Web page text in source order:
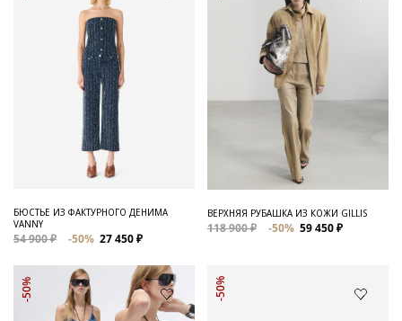
БЮСТЬЕ ИЗ ФАКТУРНОГО ДЕНИМА
VANNY
54 900 ₽ -50% 27 450 ₽
ВЕРХНЯЯ РУБАШКА ИЗ КОЖИ GILLIS
118 900 ₽ -50% 59 450 ₽
-50% -50%